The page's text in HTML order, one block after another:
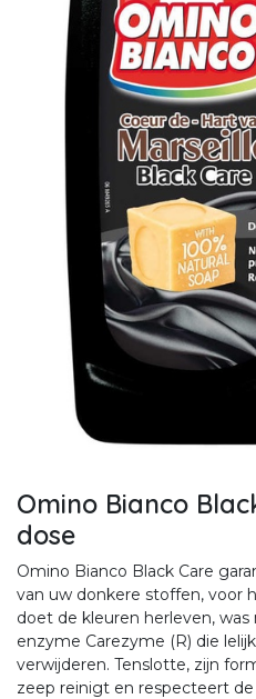
Omino Bianco
dose
Omino Bianco Black Care
van uw donkere stoffen, voor
doet de kleuren herleven,
enzyme Carezyme (R) die
verwijderen. Tenslotte, zijn
zeep reinigt en respecteert